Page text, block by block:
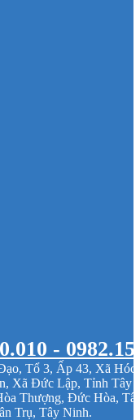
-
Tổ 3, Ấp 43, Xã Hóc
Xã Đức Lập, Tỉnh Tây
Thượng, Đức Hòa,
Trụ, Tây Ninh.